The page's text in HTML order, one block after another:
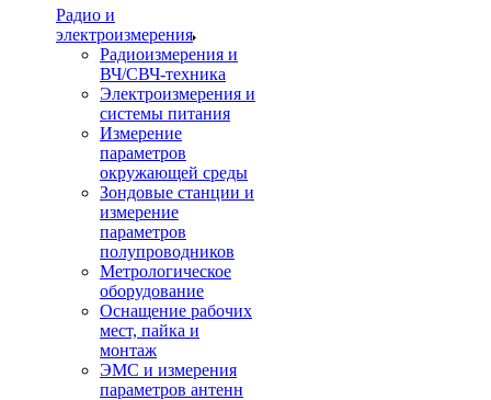
Радио и
электроизмерения
Радиоизмерения и
ВЧ/СВЧ-техника
Электроизмерения и
системы питания
Измерение
параметров
окружающей среды
Зондовые станции и
измерение
параметров
полупроводников
Метрологическое
оборудование
Оснащение рабочих
мест, пайка и
монтаж
ЭМС и измерения
параметров антенн